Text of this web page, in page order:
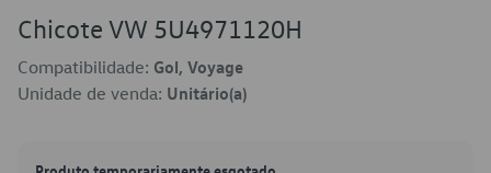
Chicote VW 5U4971120H
Compatibilidade: Gol, Voyage
Unidade de venda: Unitário(a)